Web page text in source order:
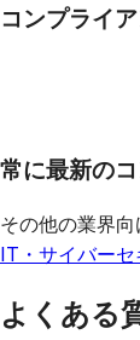
コンプライ
常に最新の
その他の業界
IT・サイバーセ
よくある